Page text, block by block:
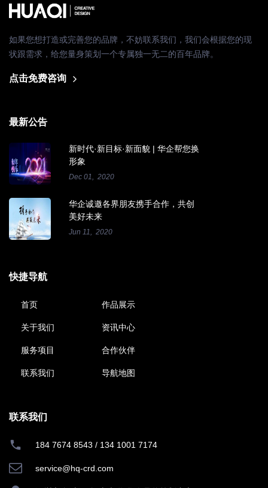
如果您想打造或完善您的品牌，不妨联系我们，我们会根据您的现
状跟需求，给您量身策划一个专属独一无二的百年品牌。
点击免费咨询
最新公告
新时代·新目标·新面貌 | 华企帮您换
形象
Dec 01, 2020
华企诚邀各界朋友携手合作，共创
美好未来
Jun 11, 2020
快捷导航
首页
关于我们
服务项目
联系我们
作品展示
资讯中心
合作伙伴
导航地图
联系我们
184 7674 8543 / 134 1001 7174
service@hq-crd.com